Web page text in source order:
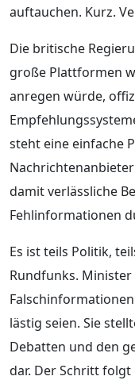
auftauchen. Kurz.
Die britische
große Plattformen
anregen würde,
steht eine einfache
damit verlässliche
Fehlinformationen
Es ist teils Politik,
Rundfunks.
lästig seien. Sie
Debatten und den
dar. Der Schritt